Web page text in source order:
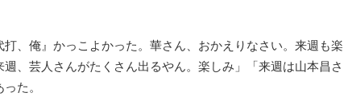
、俺』かっこよかった。華さん、おかえりなさい。来週も楽
、芸人さんがたくさん出るやん。楽しみ」「来週は山本昌さ
た。